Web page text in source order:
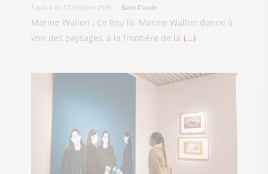
À partir du 17 Octobre 2026 Saint-Claude
Marine Wallon : Ce lieu là. Marine Wallon donne à
voir des paysages, à la frontière de la ...